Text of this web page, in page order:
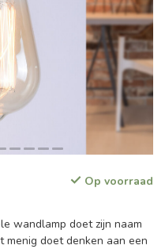
Op voorraad
wandlamp doet zijn naam
menig doet denken aan een